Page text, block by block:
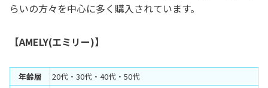
らいの方々を中心に多く購入されています。
【AMELY(エミリー)】
年齢層
20代・30代・40代・50代